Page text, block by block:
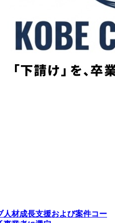
人材成長支援および案件コー